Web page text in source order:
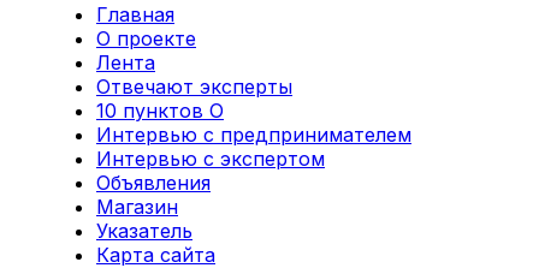
Главная
О проекте
Лента
Отвечают эксперты
10 пунктов О
Интервью с предпринимателем
Интервью с экспертом
Объявления
Магазин
Указатель
Карта сайта